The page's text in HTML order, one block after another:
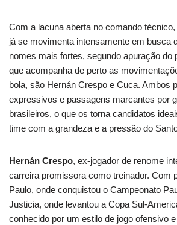
Com a lacuna aberta no comando
já se movimenta intensamente em busca
nomes mais fortes, segundo apuração do
que acompanha de perto as
bola, são Hernán Crespo e Cuca. Ambos
expressivos e passagens marcantes por
brasileiros, o que os torna candidatos
time com a grandeza e a pressão do
Hernán Crespo, ex-jogador de renome
carreira promissora como treinador. Com
Paulo, onde conquistou o Campeonato
Justicia, onde levantou a Copa Sul-
conhecido por um estilo de jogo ofensivo